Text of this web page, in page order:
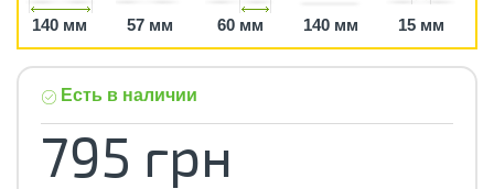
140 мм 57 мм 60 мм 140 мм 15 мм
Есть в наличии
795 грн